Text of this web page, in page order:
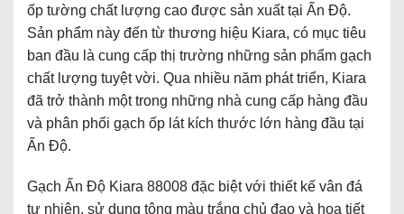
ốp tường chất lượng cao được sản xuất tại Ấn Độ.
Sản phẩm này đến từ thương hiệu Kiara, có mục tiêu
ban đầu là cung cấp thị trường những sản phẩm gạch
chất lượng tuyệt vời. Qua nhiều năm phát triển, Kiara
đã trở thành một trong những nhà cung cấp hàng đầu
và phân phối gạch ốp lát kích thước lớn hàng đầu tại
Ấn Độ.
Gạch Ấn Độ Kiara 88008 đặc biệt với thiết kế vân đá
tự nhiên, sử dụng tông màu trắng chủ đạo và họa tiết